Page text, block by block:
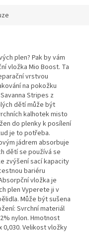
plen? Pak by vám
vložka Mio Boost. Ta
vrstvou
na pokožku
Stripes z
dětí může být
kalhotek misto
do plenky k posílení
je to potřeba.
jádrem absorbuje
dětí se používá se
zvýšení sací kapacity
bariéru
vložka je
plen Vyperete ji v
Může být sušena
Svrchní materiál
nylon. Hmotnost
0,030. Velikost vložky